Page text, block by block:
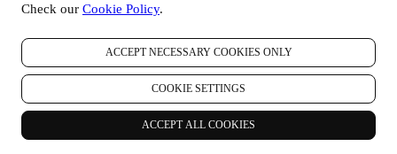
Check our Cookie Policy.
ACCEPT NECESSARY COOKIES ONLY
COOKIE SETTINGS
ACCEPT ALL COOKIES
vous contacterons par e-mail, par SMS ou par les réseaux
telles communications seront liées aux produits Le Creuset,
aux ouvertures de nouveaux magasins, aux événements
exclusifs, concours, enquêtes et démonstrations organisés par
Le Creuset ou à des offres spéciales qui pourraient vous
intéresser. Ces communications pourront être sélectionnées ou
rédigées spécialement à votre intention, sur base de données
vous concernant, telles que votre situation géographique,